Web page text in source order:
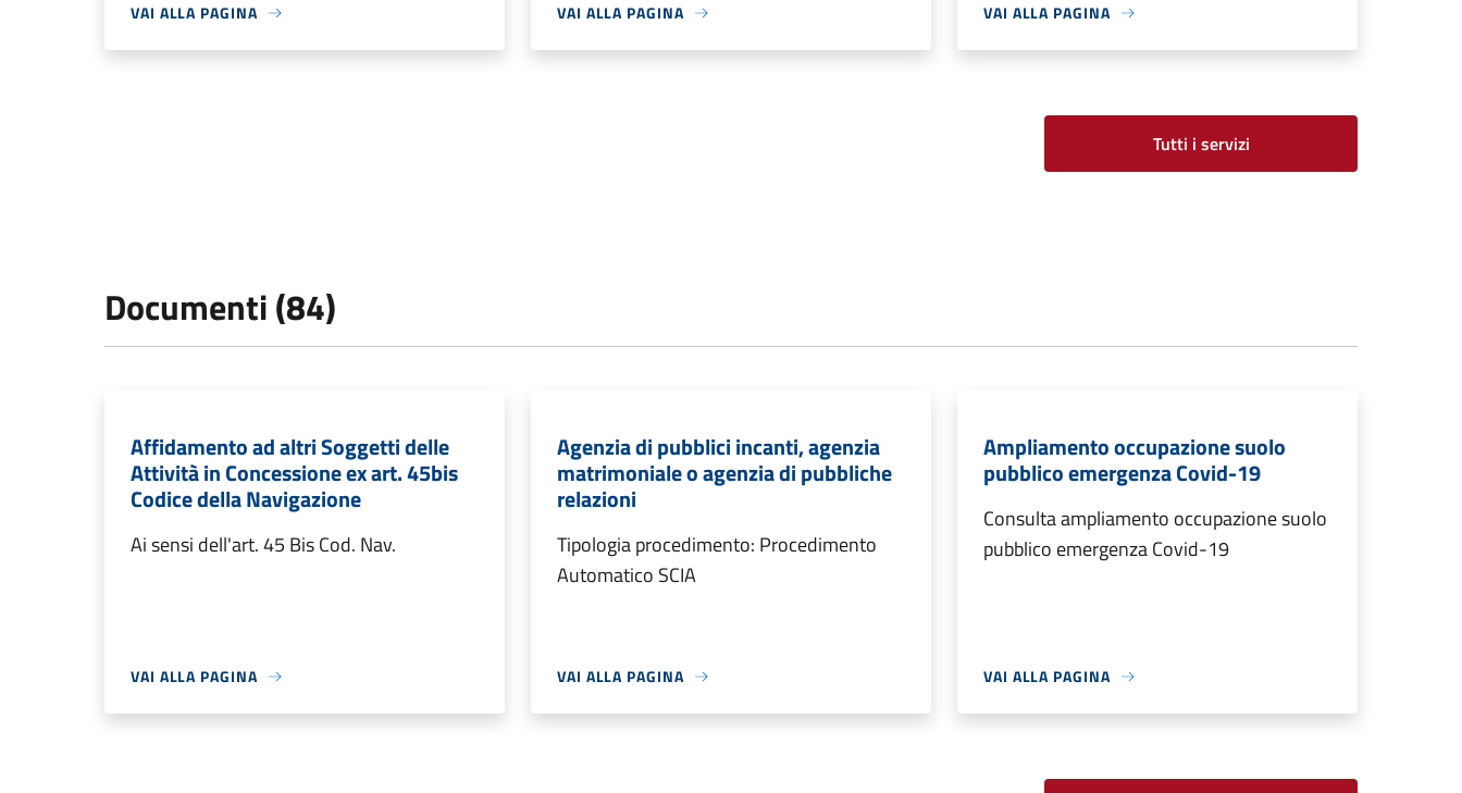
VAI ALLA PAGINA VAI ALLA PAGINA VAI ALLA PAGINA
Tutti i servizi
Documenti (84)
Affidamento ad altri Soggetti delle
Attività in Concessione ex art. 45bis
Codice della Navigazione
Ai sensi dell'art. 45 Bis Cod. Nav.
VAI ALLA PAGINA
Agenzia di pubblici incanti, agenzia
matrimoniale o agenzia di pubbliche
relazioni
Tipologia procedimento: Procedimento
Automatico SCIA
VAI ALLA PAGINA
Ampliamento occupazione suolo
pubblico emergenza Covid-19
Consulta ampliamento occupazione suolo
pubblico emergenza Covid-19
VAI ALLA PAGINA